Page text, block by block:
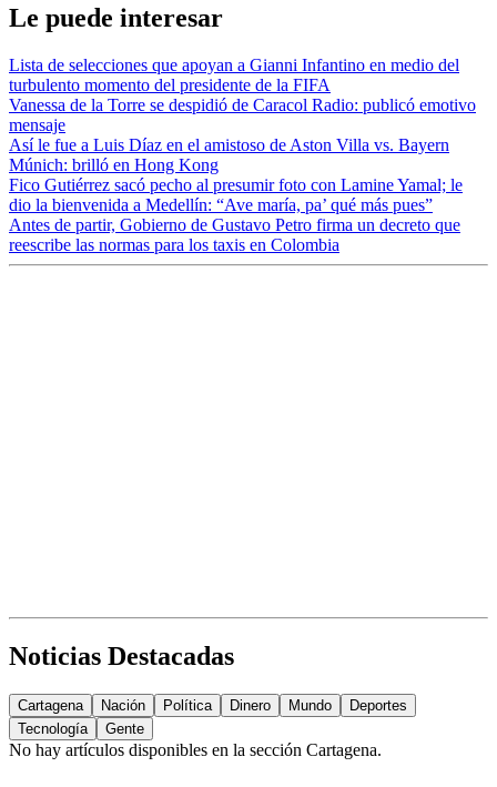
Le puede interesar
Lista de selecciones que apoyan a Gianni Infantino en medio del
turbulento momento del presidente de la FIFA
Vanessa de la Torre se despidió de Caracol Radio: publicó emotivo
mensaje
Así le fue a Luis Díaz en el amistoso de Aston Villa vs. Bayern
Múnich: brilló en Hong Kong
Fico Gutiérrez sacó pecho al presumir foto con Lamine Yamal; le
dio la bienvenida a Medellín: “Ave maría, pa’ qué más pues”
Antes de partir, Gobierno de Gustavo Petro firma un decreto que
reescribe las normas para los taxis en Colombia
Noticias Destacadas
Cartagena Nación Política Dinero Mundo
Deportes
Tecnología
Gente
No hay artículos disponibles en la sección Cartagena.